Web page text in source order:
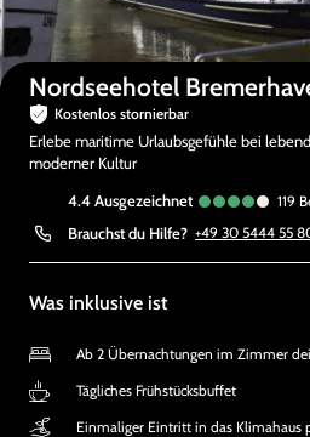
Nordseehotel
Kostenlos stornierbar
Erlebe maritime Urlaubsgefühle bei
moderner Kultur
4.4
ausgezeichnet 119
Brauchst du Hilfe? +49 30 5444 55
Was inklusive ist
Ab 2 Übernachtungen im Zimmer
Tägliches Frühstücksbuffet
Einmaliger Eintritt in das Klimahaus